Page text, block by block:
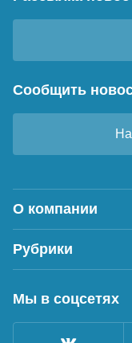
Сообщить
О компании
Рубрики
Мы в соцсетях